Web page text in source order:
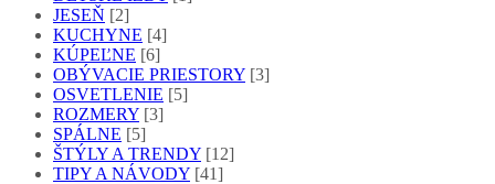
JESEŇ [2]
KUCHYNE [4]
KÚPEĽNE [6]
OBÝVACIE PRIESTORY [3]
OSVETLENIE [5]
ROZMERY [3]
SPÁLNE [5]
ŠTÝLY A TRENDY [12]
TIPY A NÁVODY [41]